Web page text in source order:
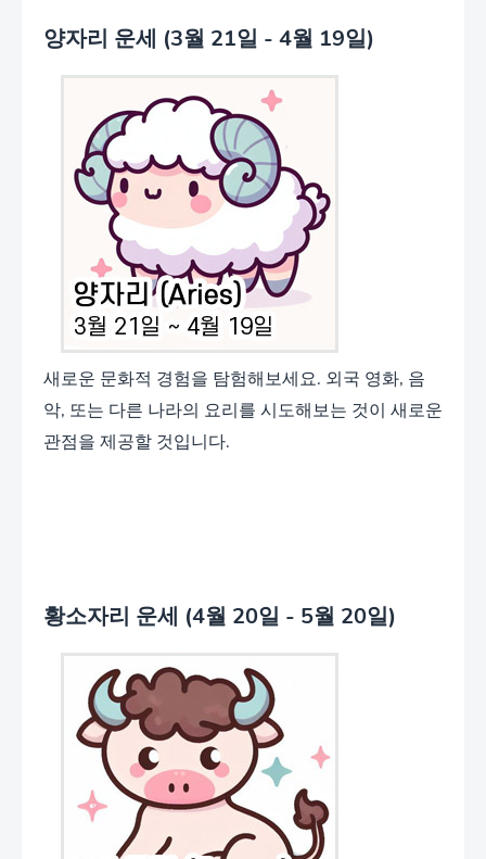
양자리 운세 (3월 21일 - 4월 19일)
새로운 문화적 경험을 탐험해보세요. 외국 영화, 음
악, 또는 다른 나라의 요리를 시도해보는 것이 새로운
관점을 제공할 것입니다.
황소자리 운세 (4월 20일 - 5월 20일)